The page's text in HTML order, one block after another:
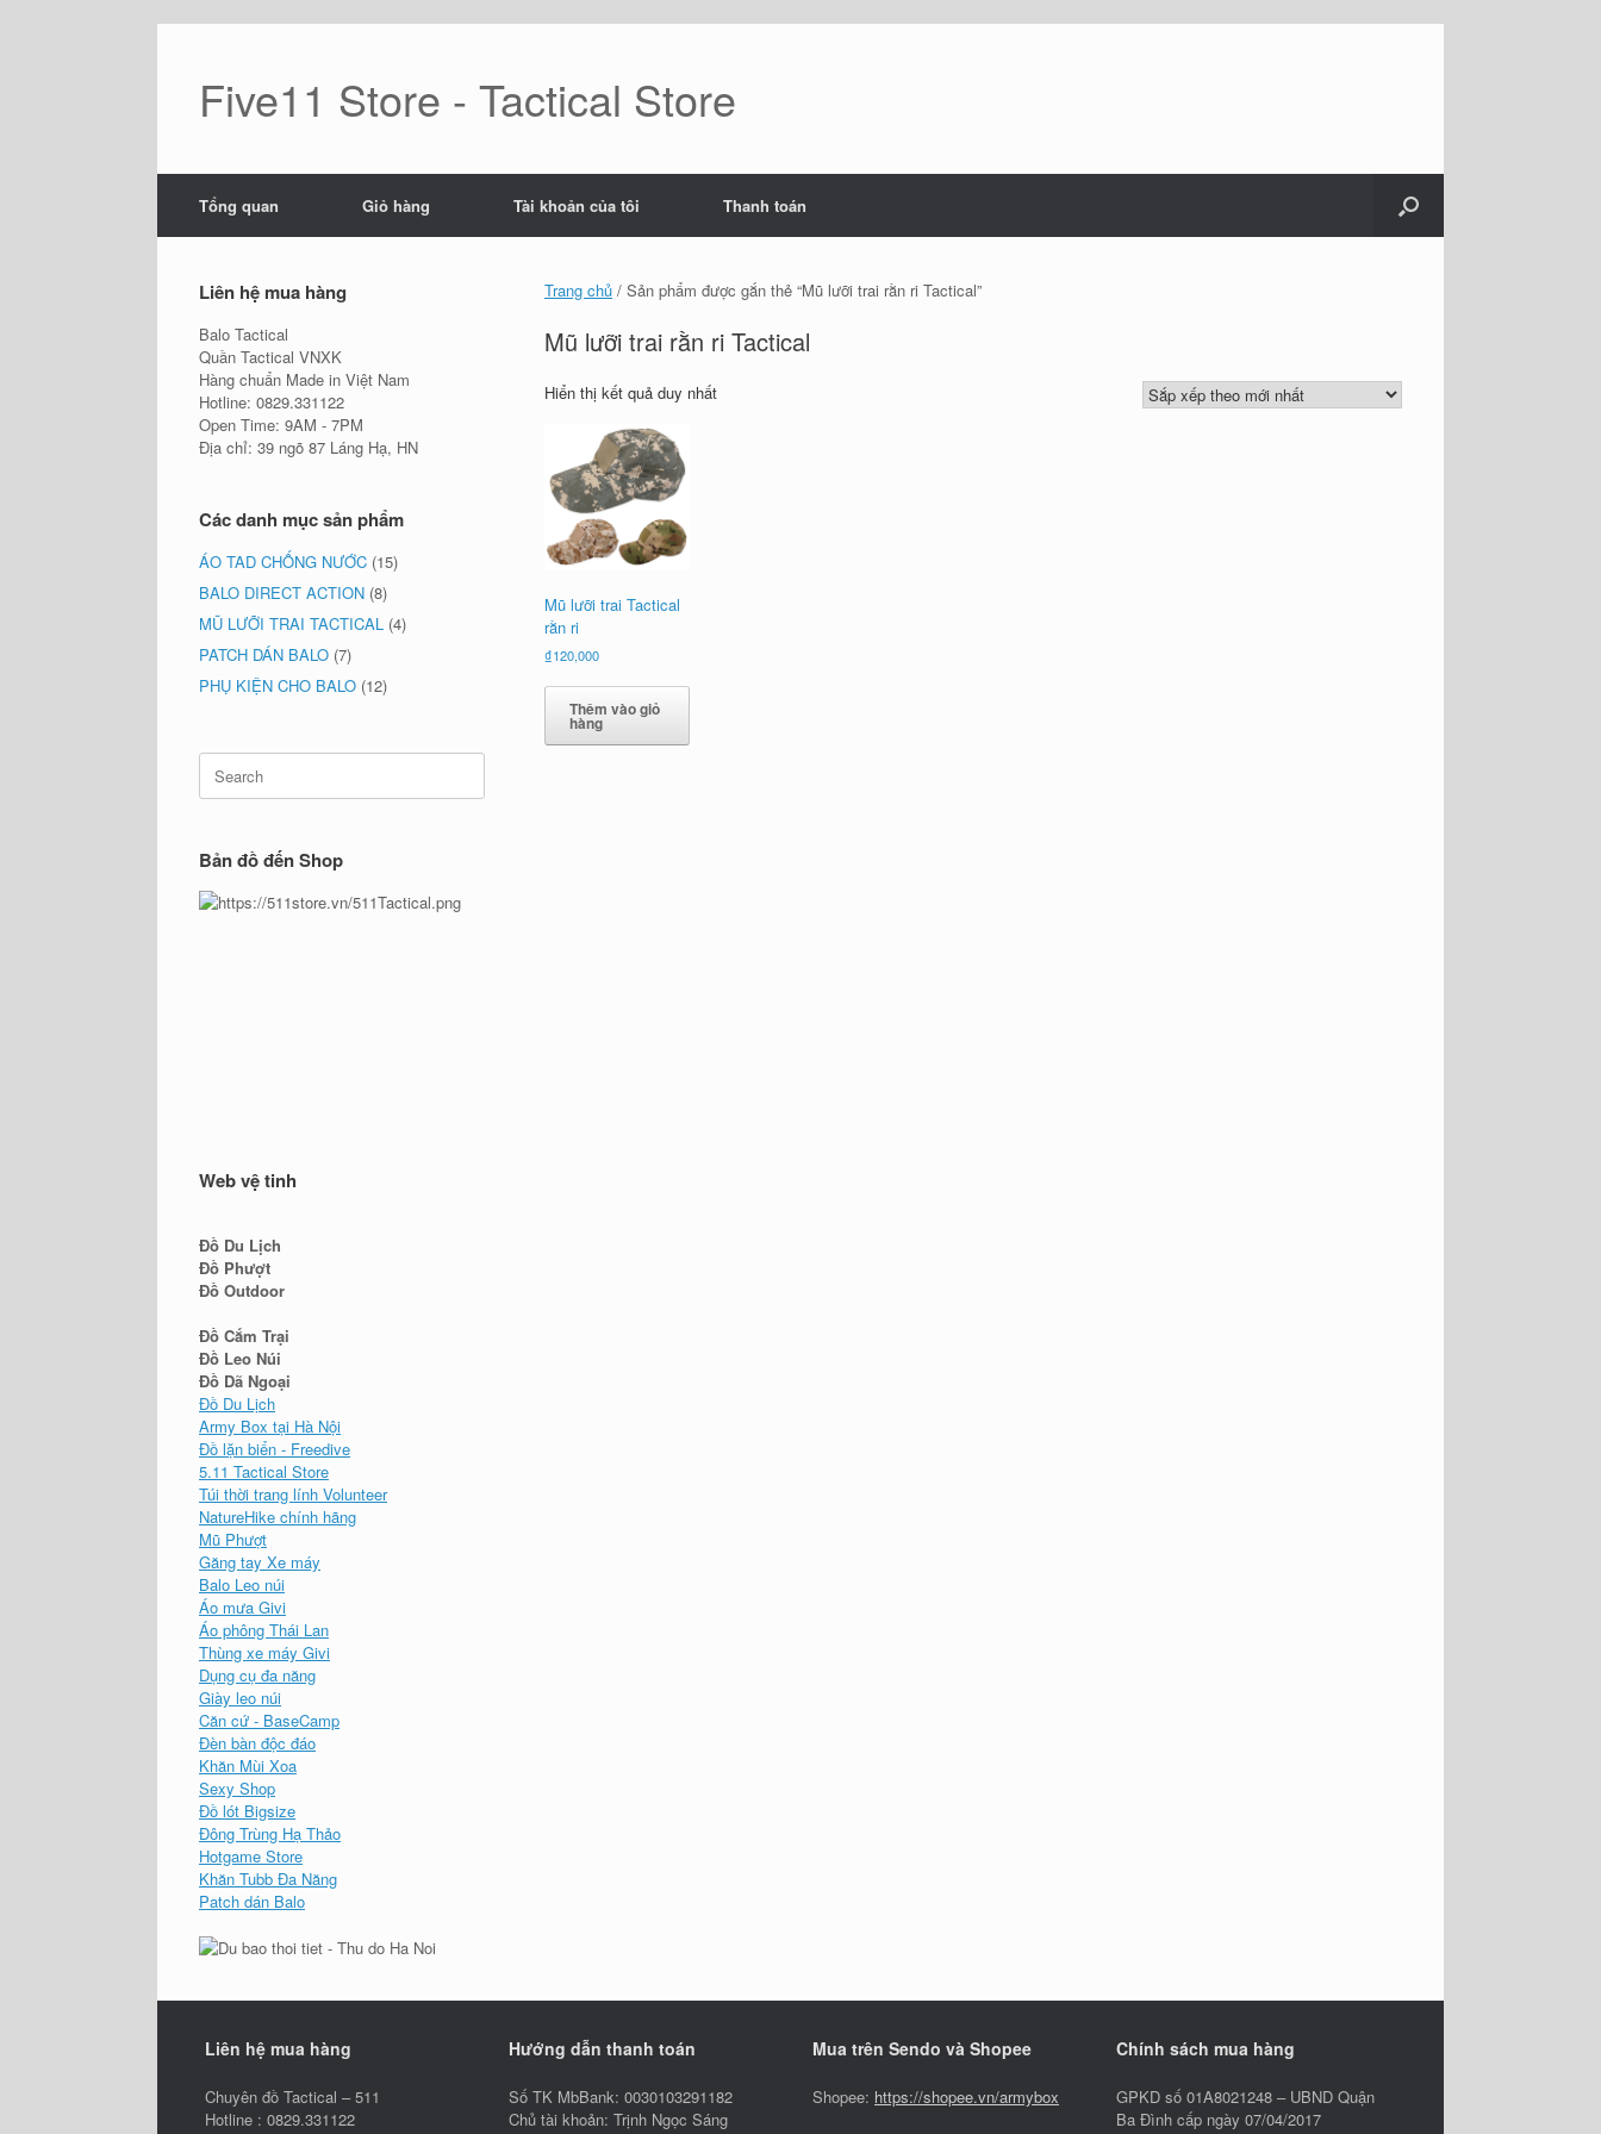
Five11 Store - Tactical Store
Tổng quan Giỏ hàng Tài khoản của tôi Thanh toán
Trang chủ / Sản phẩm được gắn thẻ “Mũ lưỡi trai rằn ri Tactical”
Mũ lưỡi trai rằn ri Tactical
Hiển thị kết quả duy nhất
Mũ lưỡi trai Tactical
rằn ri
₫120,000
Thêm vào giỏ
hàng
Liên hệ mua hàng
Balo Tactical
Quần Tactical VNXK
Hàng chuẩn Made in Việt Nam
Hotline: 0829.331122
Open Time: 9AM - 7PM
Địa chỉ: 39 ngõ 87 Láng Hạ, HN
Các danh mục sản phẩm
ÁO TAD CHỐNG NƯỚC (15)
BALO DIRECT ACTION (8)
MŨ LƯỠI TRAI TACTICAL (4)
PATCH DÁN BALO (7)
PHỤ KIỆN CHO BALO (12)
Search
for:
Bản đồ đến Shop
Web vệ tinh
Đồ Du Lịch
Đồ Phượt
Đồ Outdoor
Đồ Cắm Trại
Đồ Leo Núi
Đồ Dã Ngoại
Đồ Du Lịch
Army Box tại Hà Nội
Đồ lặn biển - Freedive
5.11 Tactical Store
Túi thời trang lính Volunteer
NatureHike chính hãng
Mũ Phượt
Găng tay Xe máy
Balo Leo núi
Áo mưa Givi
Áo phông Thái Lan
Thùng xe máy Givi
Dụng cụ đa năng
Giày leo núi
Căn cứ - BaseCamp
Đèn bàn độc đáo
Khăn Mùi Xoa
Sexy Shop
Đồ lót Bigsize
Đông Trùng Hạ Thảo
Hotgame Store
Khăn Tubb Đa Năng
Patch dán Balo
Liên hệ mua hàng
Chuyên đồ Tactical – 511
Hotline : 0829.331122
Hướng dẫn thanh toán
Số TK MbBank: 0030103291182
Chủ tài khoản: Trịnh Ngọc Sáng
Mua trên Sendo và Shopee
Shopee: https://shopee.vn/armybox
Chính sách mua hàng
GPKD số 01A8021248 – UBND Quận
Ba Đình cấp ngày 07/04/2017